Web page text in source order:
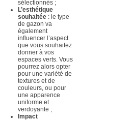
sélectionnés ;
L’esthétique
souhaitée : le type
de gazon va
également
influencer l’aspect
que vous souhaitez
donner à vos
espaces verts. Vous
pourrez alors opter
pour une variété de
textures et de
couleurs, ou pour
une apparence
uniforme et
verdoyante ;
Impact